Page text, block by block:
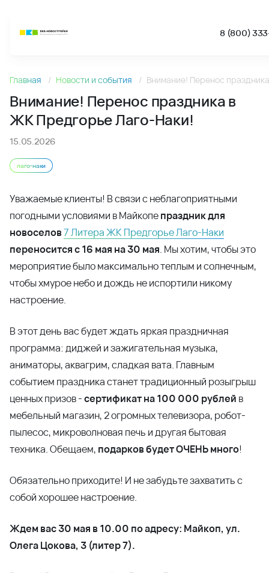
8 (800)
Новости
Главная Новости и события Внимание! Перенос
Внимание! Перенос праздника в
ЖК Предгорье Лаго-Наки!
15.05.2026
лаго-наки
Уважаемые клиенты! В связи с неблагоприятными
погодными условиями в Майкопепраздник для
новоселов7 Литера ЖК Предгорье Лаго-Наки
переносится с 16 мая на 30 мая. Мы хотим, чтобы это
мероприятие было максимально теплым и солнечным,
чтобы хмурое небо и дождь не испортили никому
настроение.
В этот день вас будет ждать яркая праздничная
программа: диджей и зажигательная музыка,
аниматоры, аквагрим, сладкая вата. Главным
событием праздника станет традиционный розыгрыш
ценных призов -сертификат на 100 000 рублей в
мебельный магазин, 2 огромных телевизора, робот-
пылесос, микроволновая печь и другая бытовая
техника. Обещаем, подарков будет ОЧЕНЬ много!
Обязательно приходите! И не забудьте захватить с
собой хорошее настроение.
Ждем вас 30 мая в 10.00 по адресу: Майкоп, ул.
Олега Цокова, 3 (литер 7).